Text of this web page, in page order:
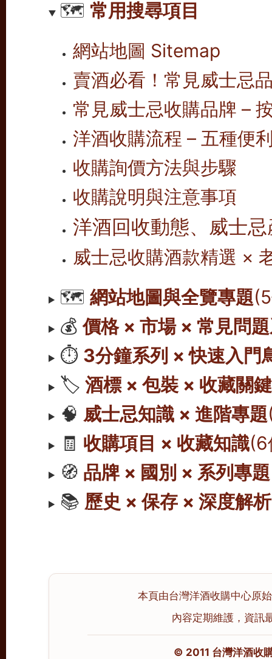
🗺️ 常用搜尋項目
網站地圖 Sitemap
賣酒必看！常見威士忌
常見威士忌收購品牌 –
洋酒收購流程 – 五種便
收購詢價方法與步驟
收購說明與注意事項
洋酒回收動態、威士
威士忌收購酒款精選 ×
🗺️網站地圖與全覽專題
💰價格 × 市場 × 常見問
⏱️ 3分鐘系列 × 快速入門
🏷️酒標 × 包裝 × 收藏關鍵
🧠 威士忌知識 × 進階專題
🧾 收購項目 × 收藏知識(6
🧭 品牌 × 國別 × 系列專題
📚 歷史 × 保存 × 深度解析
本頁由台灣洋酒收購中心原
內容定期維護，資訊
© 2011 台灣洋酒收